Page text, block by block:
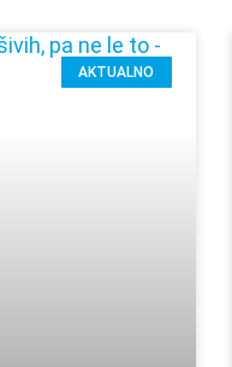
AKTUALNO